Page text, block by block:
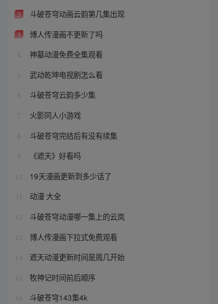
2 斗破苍穹动画云韵第几集出现
3 博人传漫画不更新了吗
4 神墓动漫免费全集观看
5 武动乾坤电视剧怎么看
6 斗破苍穹云韵多少集
7 火影同人小游戏
8 斗破苍穹完结后有没有续集
9 《遮天》好看吗
10 19天漫画更新到多少话了
动漫 大全
12 斗破苍穹动漫哪一集上的云岚
13 博人传漫画下拉式免费观看
14 遮天动漫更新时间是周几开始
15 牧神记时间前后顺序
16 斗破苍穹143集4k